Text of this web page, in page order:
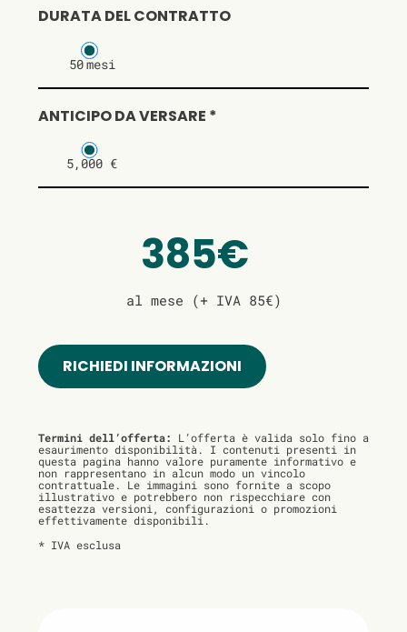
DURATA DEL CONTRATTO
50mesi
ANTICIPO DA VERSARE *
5,000 €
385€
al mese (+ IVA 85€)
RICHIEDI INFORMAZIONI
Termini dell’offerta:
L’offerta è valida solo fino a
esaurimento disponibilità. I contenuti presenti in
questa pagina hanno valore puramente informativo e
non rappresentano in alcun modo un vincolo
contrattuale. Le immagini sono fornite a scopo
illustrativo e potrebbero non rispecchiare con
esattezza versioni, configurazioni o promozioni
effettivamente disponibili.
* IVA esclusa